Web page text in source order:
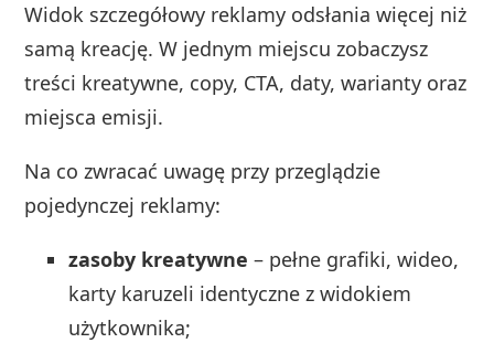
Widok szczegółowy reklamy odsłania więcej niż
samą kreację. W jednym miejscu zobaczysz
treści kreatywne, copy, CTA, daty, warianty oraz
miejsca emisji.
Na co zwracać uwagę przy przeglądzie
pojedynczej reklamy:
zasoby kreatywne – pełne grafiki, wideo,
karty karuzeli identyczne z widokiem
użytkownika;